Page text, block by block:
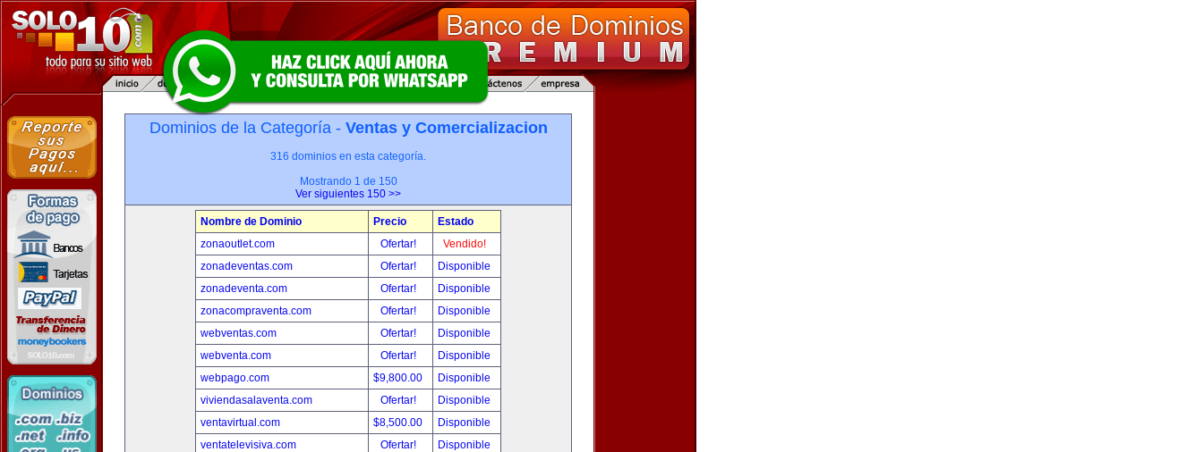
Dominios de la Categoría - Ventas y Comercializacion
316 dominios en esta categoría.
Mostrando 1 de 150
Ver siguientes 150 >>
Nombre de Dominio Precio
Estado
zonaoutlet.com
Ofertar!
Vendido!
zonadeventas.com
Ofertar!
Disponible
zonadeventa.com
Ofertar!
Disponible
zonacompraventa.com
Ofertar!
Disponible
webventas.com
Ofertar!
Disponible
webventa.com
Ofertar!
Disponible
webpago.com
$9,800.00
Disponible
viviendasalaventa.com
Ofertar!
Disponible
ventavirtual.com
$8,500.00
Disponible
ventatelevisiva.com
Ofertar!
Disponible